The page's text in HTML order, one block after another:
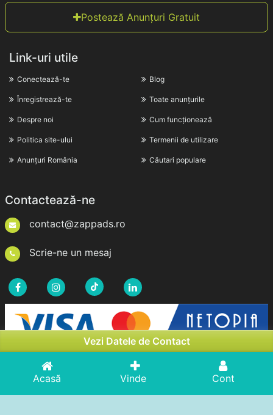
Vezi Datele de Contact
Acasă Vinde Cont
Postează Anunțuri Gratuit
Link-uri utile
Conectează-te
Înregistrează-te
Despre noi
Politica site-ului
Anunțuri România
Blog
Toate anunțurile
Cum funcționează
Termenii de utilizare
Căutari populare
Contactează-ne
contact@zappads.ro
Scrie-ne un mesaj